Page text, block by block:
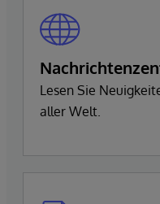
Lesen Sie
aller Welt.